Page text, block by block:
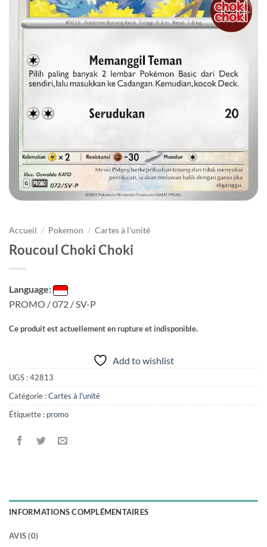
Accueil / Pokemon / Cartes à l'unité
Roucoul Choki Choki
Language:
PROMO / 072 / SV-P
Ce produit est actuellement en rupture et indisponible.
Add to wishlist
UGS :42813
Catégorie :Cartes à l'unité
Étiquette : promo
INFORMATIONS COMPLÉMENTAIRES
AVIS (0)